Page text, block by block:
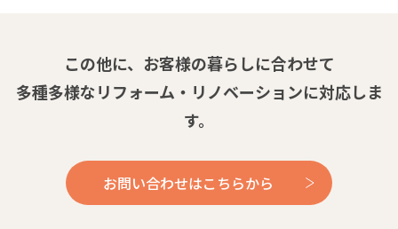
この他に、お客様の暮らしに合わせて
多種多様なリフォーム・リノベーションに対応しま
す。
お問い合わせはこちらから